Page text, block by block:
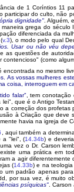
de 1 Coríntios 11
participar do culto, não
dignidade". Alguém,
grega do século
diferenciada da
v.3), o modo pelo qual
Usar ou não véu
as questões de
contencioso" (como
encontrada no mesmo
As vossas mulheres
coisa, interroguem em
falar", tem conotação
lei", que é o Antigo
a correção dos
à Criação que deve
havia na igreja de
, aqui também a
a "lei", (14.34b) e
vez o Dr. Carson
uma prática em
a agir
(14.33b) e na teologia
um padrão apenas
por sua vez, é muito
psíquicas" .